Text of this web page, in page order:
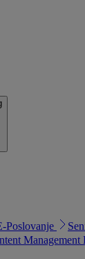
Poslovanje
Management